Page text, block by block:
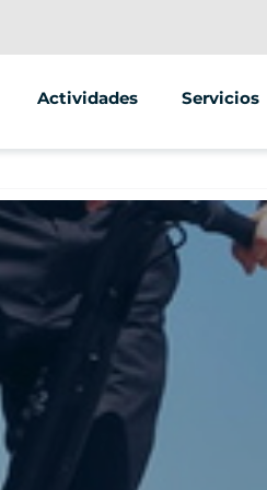
Actividades
Segway
Servicios
Street